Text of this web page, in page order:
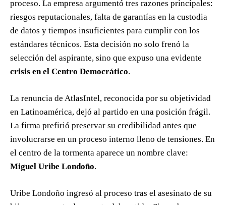
proceso. La empresa argumentó tres razones principales:
riesgos reputacionales, falta de garantías en la custodia
de datos y tiempos insuficientes para cumplir con los
estándares técnicos. Esta decisión no solo frenó la
selección del aspirante, sino que expuso una evidente
crisis en el Centro Democrático.
La renuncia de AtlasIntel, reconocida por su objetividad
en Latinoamérica, dejó al partido en una posición frágil.
La firma prefirió preservar su credibilidad antes que
involucrarse en un proceso interno lleno de tensiones. En
el centro de la tormenta aparece un nombre clave:
Miguel Uribe Londoño.
Uribe Londoño ingresó al proceso tras el asesinato de su